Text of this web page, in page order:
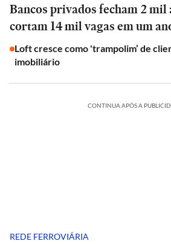
Bancos privados fecham 2 mil
cortam 14 mil vagas em um
Loft cresce como 'trampolim’ de
imobiliário
CONTINUA APÓS A
REDE FERROVIÁRIA